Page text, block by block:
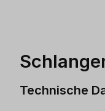
Technische